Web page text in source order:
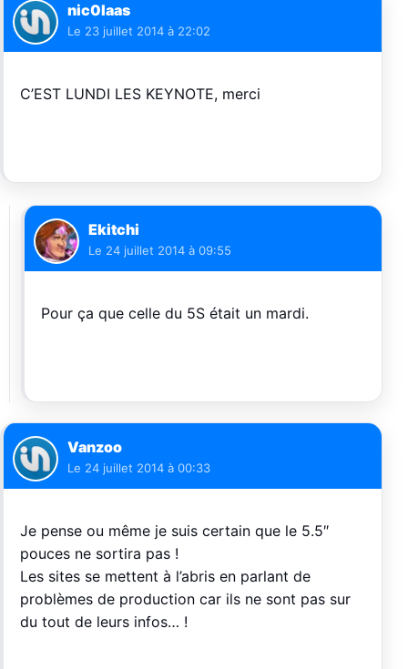
nic0laas
Le 23 juillet 2014 à 22:02
C’EST LUNDI LES KEYNOTE, merci
Ekitchi
Le 24 juillet 2014 à 09:55
Pour ça que celle du 5S était un mardi.
Vanzoo
Le 24 juillet 2014 à 00:33
Je pense ou même je suis certain que le 5.5″
pouces ne sortira pas !
Les sites se mettent à l’abris en parlant de
problèmes de production car ils ne sont pas sur
du tout de leurs infos… !